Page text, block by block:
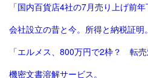
会社設立の昔と今。所得と納税証明。
機密文書溶解サービス。